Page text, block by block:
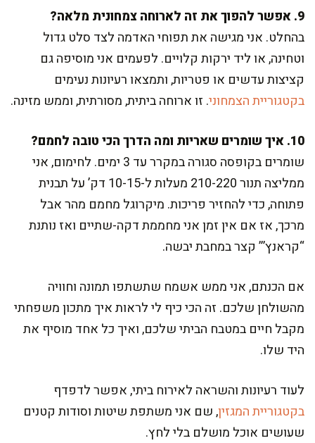
9. אפשר להפוך את זה לארוחה צמחונית מלאה?
בהחלט. אני מגישה את תפוחי האדמה לצד סלט גדול
וטחינה, או ליד ירקות קלויים. לפעמים אני מוסיפה גם
קציצות עדשים או פטריות, ותמצאו רעיונות נעימים
בקטגוריית הצמחוני. זו ארוחה ביתית, מסורתית, וממש מזינה.
10. איך שומרים שאריות ומה הדרך הכי טובה לחמם?
שומרים בקופסה סגורה במקרר עד 3 ימים. לחימום, אני
ממליצה תנור 210-220 מעלות ל-10-15 דק’ על תבנית
פתוחה, כדי להחזיר פריכות. מיקרוגל מחמם מהר אבל
מרכך, אז אם אין זמן אני מחממת דקה-שתיים ואז נותנת
“קראנץ’” קצר במחבת יבשה.
אם הכנתם, אני ממש אשמח שתשתפו תמונה וחוויה
מהשולחן שלכם. זה הכי כיף לי לראות איך מתכון משפחתי
מקבל חיים במטבח הביתי שלכם, ואיך כל אחד מוסיף את
היד שלו.
לעוד רעיונות והשראה לאירוח ביתי, אפשר לדפדף
בקטגוריית המגזין, שם אני משתפת שיטות וסודות קטנים
שעושים אוכל מושלם בלי לחץ.